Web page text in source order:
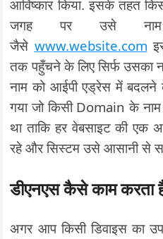
आविष्कार किया. इसके तहत
जगह पर उसे नाम
जैसे www.website.com
तक पहुँचने के लिए सिर्फ उसका
नाम को आईपी एड्रेस में बदलने
गया जो किसी Domain के
था ताकि हर वेबसाइट की एक
रहे और सिस्टम उसे आसानी से
डीएनएस कैसे काम करता
अगर आप किसी डिवाइस का